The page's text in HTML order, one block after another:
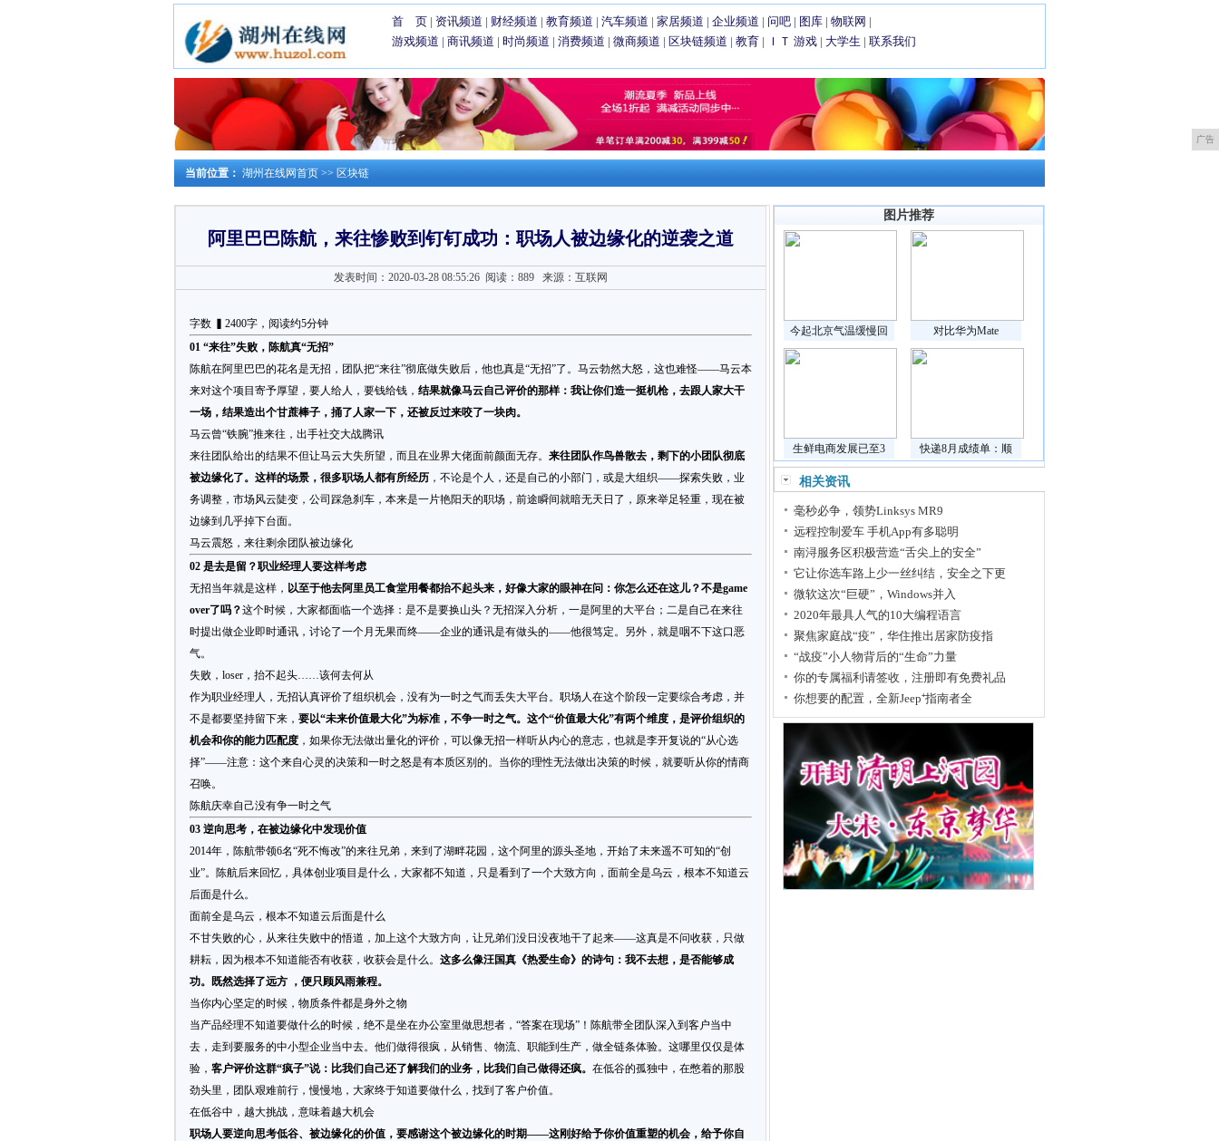
首 页 | 资讯频道 | 财经频道 | 教育频道 | 汽车频道 | 家居频道 | 企业频道 | 问吧 | 图库 | 物联网 |
游戏频道 | 商讯频道 | 时尚频道 | 消费频道 | 微商频道 | 区块链频道 | 教育 | ＩＴ 游戏 | 大学生 | 联系我们
广告
当前位置： 湖州在线网首页 >> 区块链
阿里巴巴陈航，来往惨败到钉钉成功：职场人被边缘化的逆袭之道
发表时间：2020-03-28 08:55:26 阅读：889 来源：互联网
字数 ▍2400字，阅读约5分钟
01 “来往”失败，陈航真“无招”
陈航在阿里巴巴的花名是无招，团队把“来往”彻底做失败后，他也真是“无招”了。马云勃然大怒，这也难怪——马云本
来对这个项目寄予厚望，要人给人，要钱给钱， 结果就像马云自己评价的那样：我让你们造一挺机枪，去跟人家大干
一场，结果造出个甘蔗棒子，捅了人家一下，还被反过来咬了一块肉。
马云曾“铁腕”推来往，出手社交大战腾讯
来往团队给出的结果不但让马云大失所望，而且在业界大佬面前颜面无存。 来往团队作鸟兽散去，剩下的小团队彻底
被边缘化了。这样的场景，很多职场人都有所经历 ，不论是个人，还是自己的小部门，或是大组织——探索失败，业
务调整，市场风云陡变，公司踩急刹车，本来是一片艳阳天的职场，前途瞬间就暗无天日了，原来举足轻重，现在被
边缘到几乎掉下台面。
马云震怒，来往剩余团队被边缘化
02 是去是留？职业经理人要这样考虑
无招当年就是这样， 以至于他去阿里员工食堂用餐都抬不起头来，好像大家的眼神在问：你怎么还在这儿？不是game
over了吗？这个时候，大家都面临一个选择：是不是要换山头？无招深入分析，一是阿里的大平台；二是自己在来往
时提出做企业即时通讯，讨论了一个月无果而终——企业的通讯是有做头的——他很笃定。另外，就是咽不下这口恶
气。
失败，loser，抬不起头……该何去何从
作为职业经理人，无招认真评价了组织机会，没有为一时之气而丢失大平台。职场人在这个阶段一定要综合考虑，并
不是都要坚持留下来， 要以“未来价值最大化”为标准，不争一时之气。这个“价值最大化”有两个维度，是评价组织的
机会和你的能力匹配度 ，如果你无法做出量化的评价，可以像无招一样听从内心的意志，也就是李开复说的“从心选
择”——注意：这个来自心灵的决策和一时之怒是有本质区别的。当你的理性无法做出决策的时候，就要听从你的情商
召唤。
陈航庆幸自己没有争一时之气
03 逆向思考，在被边缘化中发现价值
2014年，陈航带领6名“死不悔改”的来往兄弟，来到了湖畔花园，这个阿里的源头圣地，开始了未来遥不可知的“创
业”。陈航后来回忆，具体创业项目是什么，大家都不知道，只是看到了一个大致方向，面前全是乌云，根本不知道云
后面是什么。
面前全是乌云，根本不知道云后面是什么
不甘失败的心，从来往失败中的悟道，加上这个大致方向，让兄弟们没日没夜地干了起来——这真是不问收获，只做
耕耘，因为根本不知道能否有收获，收获会是什么。 这多么像汪国真《热爱生命》的诗句：我不去想，是否能够成
功。既然选择了远方 ，便只顾风雨兼程。
当你内心坚定的时候，物质条件都是身外之物
当产品经理不知道要做什么的时候，绝不是坐在办公室里做思想者，“答案在现场”！陈航带全团队深入到客户当中
去，走到要服务的中小型企业当中去。他们做得很疯，从销售、物流、职能到生产，做全链条体验。这哪里仅仅是体
验， 客户评价这群“疯子”说：比我们自己还了解我们的业务，比我们自己做得还疯。 在低谷的孤独中，在憋着的那股
劲头里，团队艰难前行，慢慢地，大家终于知道要做什么，找到了客户价值。
在低谷中，越大挑战，意味着越大机会
职场人要逆向思考低谷、被边缘化的价值，要感谢这个被边缘化的时期——这刚好给予你价值重塑的机会，给予你自
图片推荐
今起北京气温缓慢回 对比华为Mate
生鲜电商发展已至3 快递8月成绩单：顺
相关资讯
毫秒必争，领势Linksys MR9
远程控制爱车 手机App有多聪明
南浔服务区积极营造“舌尖上的安全”
它让你选车路上少一丝纠结，安全之下更
微软这次“巨硬”，Windows并入
2020年最具人气的10大编程语言
聚焦家庭战“疫”，华住推出居家防疫指
“战疫”小人物背后的“生命”力量
你的专属福利请签收，注册即有免费礼品
你想要的配置，全新Jeep⁺指南者全